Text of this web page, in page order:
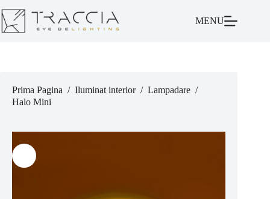
MENU
Prima Pagina / Iluminat interior / Lampadare /
Halo Mini